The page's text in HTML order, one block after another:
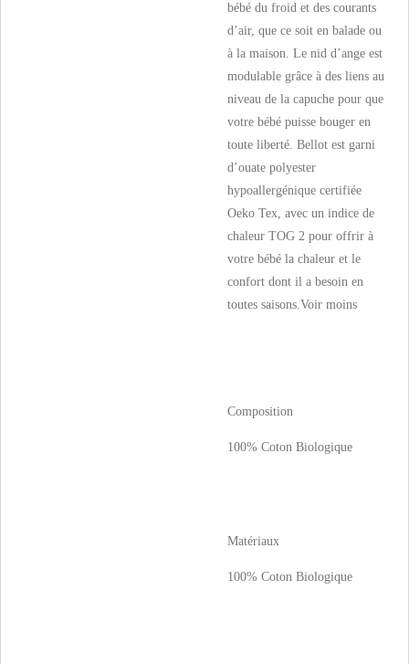
bébé du froid et des courants
d’air, que ce soit en balade ou
à la maison. Le nid d’ange est
modulable grâce à des liens au
niveau de la capuche pour que
votre bébé puisse bouger en
toute liberté. Bellot est garni
d’ouate polyester
hypoallergénique certifiée
Oeko Tex, avec un indice de
chaleur TOG 2 pour offrir à
votre bébé la chaleur et le
confort dont il a besoin en
toutes saisons.Voir moins
Composition
100% Coton Biologique
Matériaux
100% Coton Biologique